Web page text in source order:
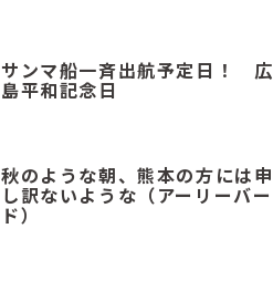
サンマ船一斉出航予定日！ 広
島平和記念日
秋のような朝、熊本の方には申
し訳ないような（アーリーバー
ド）